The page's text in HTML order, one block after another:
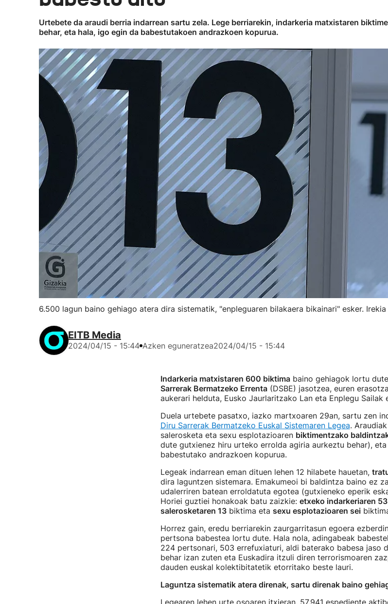
Urtebete da araudi berria indarrean sartu zela. Lege berriarekin, indarkeria matxistaren
behar, eta hala, igo egin da babestutakoen andrazkoen kopurua.
6.500 lagun baino gehiago atera dira sistematik, "enpleguaren bilakaera bikainari" esker. Irekia
EITB Media
2024/04/15 - 15:44 Azken eguneratzea2024/04/15 - 15:44
Indarkeria matxistaren 600 biktimabaino gehiagok lortu
Sarrerak Bermatzeko Errenta(DSBE) jasotzea, euren
aukerari helduta, Eusko Jaurlaritzako Lan eta Enplegu Sailak
Duela urtebete pasatxo, iazko martxoaren 29an, sartu zen
Diru Sarrerak Bermatzeko Euskal Sistemaren Legea.
salerosketa eta sexu esplotazioaren biktimentzako
dute gutxienez hiru urteko errolda agiria aurkeztu behar),
babestutako andrazkoen kopurua.
Legeak indarrean eman dituen lehen 12 hilabete hauetan,
dira laguntzen sistemara. Emakumeoi bi baldintza baino ez
udalerriren batean erroldatuta egotea (gutxieneko eperik
Horiei guztiei honakoak batu zaizkie: etxeko indarkeriaren 53
salerosketaren 13biktima eta sexu esplotazioaren sei
Horrez gain, eredu berriarekin zaurgarritasun egoera
pertsona babestea lortu dute. Hala nola, adingabeak
224 pertsonari, 503 errefuxiaturi, aldi baterako babesa jaso
behar izan zuten eta Euskadira itzuli diren terrorismoaren
dauden euskal kolektibitatetik etorritako beste lauri.
Laguntza sistematik atera direnak, sartu direnak baino
Legearen lehen urte osoaren itxieran, 57.941 espediente